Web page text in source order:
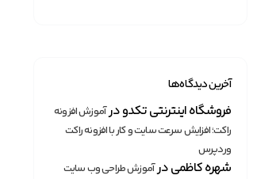
آخرین دیدگاه‌ها
فروشگاه اینترنتی تکدودرآموزش افزونه
راکت؛ افزایش سرعت سایت و کار با افزونه راکت
وردپرس
شهره کاظمیدرآموزش طراحی وب سایت